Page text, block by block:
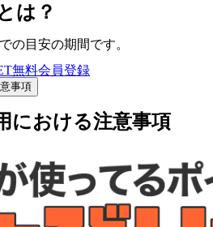
は？
の目安の期間です。
無料会員登録
事項
における注意事項